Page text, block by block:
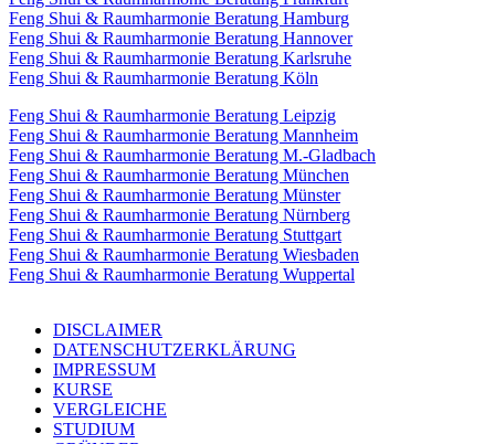
Feng Shui & Raumharmonie Beratung Hamburg
Feng Shui & Raumharmonie Beratung Hannover
Feng Shui & Raumharmonie Beratung Karlsruhe
Feng Shui & Raumharmonie Beratung Köln
Feng Shui & Raumharmonie Beratung Leipzig
Feng Shui & Raumharmonie Beratung Mannheim
Feng Shui & Raumharmonie Beratung M.-Gladbach
Feng Shui & Raumharmonie Beratung München
Feng Shui & Raumharmonie Beratung Münster
Feng Shui & Raumharmonie Beratung Nürnberg
Feng Shui & Raumharmonie Beratung Stuttgart
Feng Shui & Raumharmonie Beratung Wiesbaden
Feng Shui & Raumharmonie Beratung Wuppertal
DISCLAIMER
DATENSCHUTZERKLÄRUNG
IMPRESSUM
KURSE
VERGLEICHE
STUDIUM